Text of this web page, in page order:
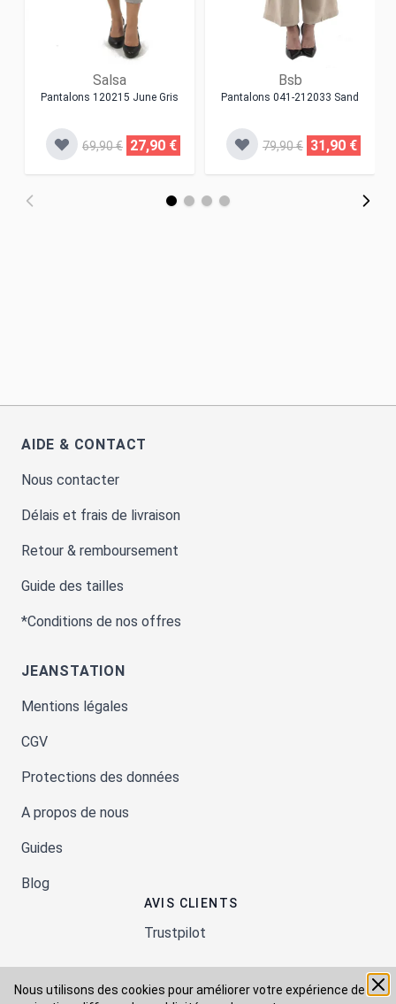
Nous utilisons des cookies pour améliorer votre expérience de
Salsa
Pantalons 120215 June Gris
69,90 € 27,90 €
Bsb
Pantalons 041-212033 Sand
79,90 € 31,90 €
AIDE & CONTACT
Nous contacter
Délais et frais de livraison
Retour & remboursement
Guide des tailles
*Conditions de nos offres
JEANSTATION
Mentions légales
CGV
Protections des données
A propos de nous
Guides
Blog
AVIS CLIENTS
Trustpilot